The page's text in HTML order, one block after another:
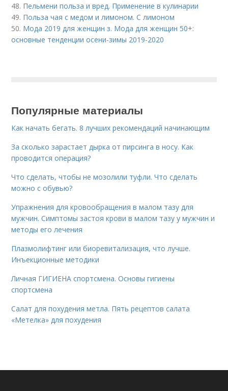
48. Пельмени польза и вред. Применение в кулинарии
49. Польза чая с медом и лимоном. С лимоном
50. Мода 2019 для женщин з. Мода для женщин 50+:
основные тенденции осени-зимы 2019-2020
Популярные материалы
Как начать бегать. 8 лучших рекомендаций начинающим
За сколько зарастает дырка от пирсинга в носу. Как
проводится операция?
Что сделать, чтобы не мозолили туфли. Что сделать
можно с обувью?
Упражнения для кровообращения в малом тазу для
мужчин. Симптомы застоя крови в малом тазу у мужчин и
методы его лечения
Плазмолифтинг или биоревитализация, что лучше.
Инъекционные методики
Личная ГИГИЕНА спортсмена. Основы гигиены
спортсмена
Салат для похудения метла. Пять рецептов салата
«Метелка» для похудения